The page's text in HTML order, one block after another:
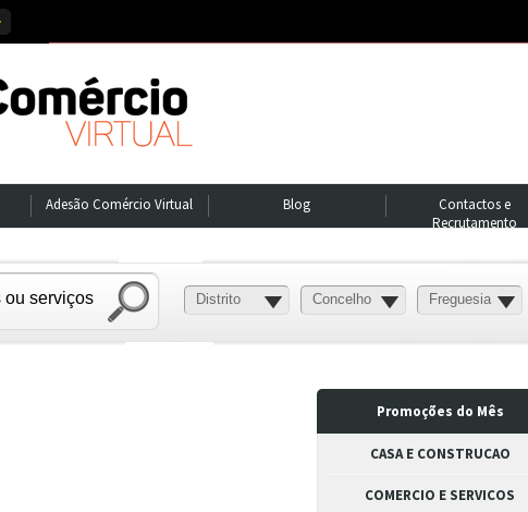
Adesão Comércio Virtual Blog
Contactos e
Recrutamento
Distrito Concelho Freguesia
Promoções do Mês
CASA E CONSTRUCAO
COMERCIO E SERVICOS